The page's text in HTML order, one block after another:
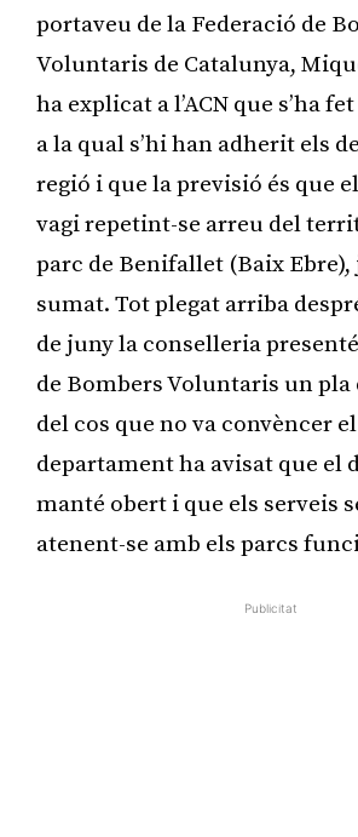
portaveu de la Federació de
Voluntaris de Catalunya,
ha explicat a l’ACN que s’ha
a la qual s’hi han adherit els
regió i que la previsió és que
vagi repetint-se arreu del
parc de Benifallet (Baix Ebre),
sumat. Tot plegat arriba
de juny la conselleria
de Bombers Voluntaris un pla
del cos que no va convèncer
departament ha avisat que el
manté obert i que els serveis
atenent-se amb els parcs
Publicitat